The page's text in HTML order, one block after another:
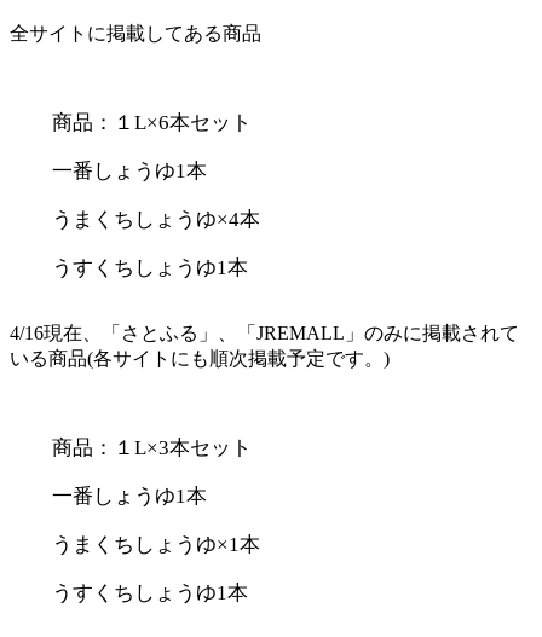
全サイトに掲載してある商品
商品：１L×6本セット
一番しょうゆ1本
うまくちしょうゆ×4本
うすくちしょうゆ1本
4/16現在、「さとふる」、「JREMALL」のみに掲載されて
いる商品(各サイトにも順次掲載予定です。)
商品：１L×3本セット
一番しょうゆ1本
うまくちしょうゆ×1本
うすくちしょうゆ1本